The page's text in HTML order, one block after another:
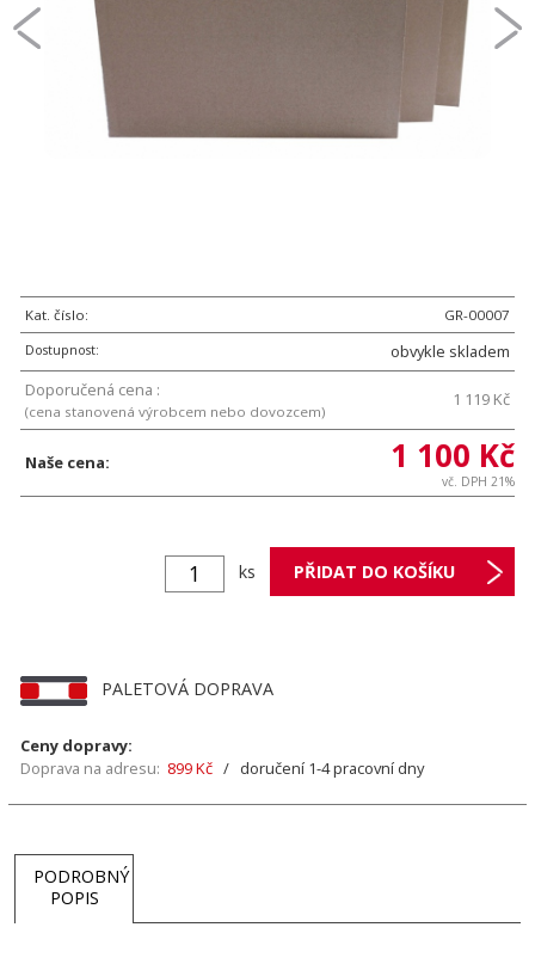
Kat. číslo:
GR-00007
Dostupnost:
obvykle skladem
Doporučená cena :
(cena stanovená výrobcem nebo dovozcem)
1 119 Kč
Naše cena: 1 100 Kč
vč. DPH 21%
ks
PALETOVÁ DOPRAVA
Ceny dopravy:
Doprava na adresu: 899 Kč / doručení 1-4 pracovní dny
PODROBNÝ
POPIS